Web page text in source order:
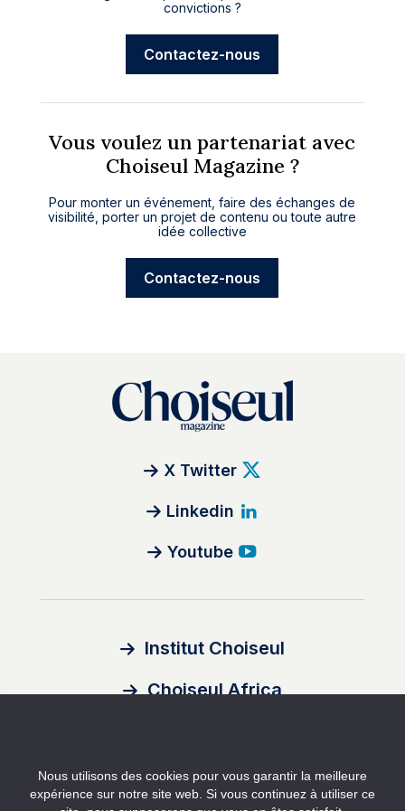
convictions ?
Contactez-nous
Vous voulez un partenariat avec
Choiseul Magazine ?
Pour monter un événement, faire des échanges de
visibilité, porter un projet de contenu ou toute autre
idée collective
Contactez-nous
X Twitter
Linkedin
Youtube
Institut Choiseul
Choiseul Africa
Auteurs
Nous utilisons des cookies pour vous garantir la meilleure
expérience sur notre site web. Si vous continuez à utiliser ce